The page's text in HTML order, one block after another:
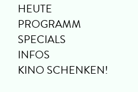
HEUTE
PROGRAMM
SPECIALS
INFOS
KINO SCHENKEN!